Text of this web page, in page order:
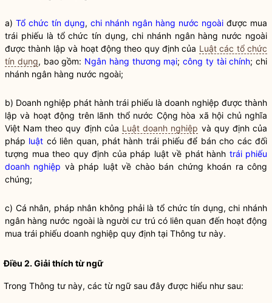
a) Tổ chức tín dụng, chi nhánh ngân hàng nước ngoài được mua
trái phiếu là tổ chức tín dụng, chi nhánh ngân hàng nước ngoài
được thành lập và hoạt động theo quy định của Luật các tổ chức
tín dụng, bao gồm: Ngân hàng thương mại; công ty tài chính; chi
nhánh ngân hàng nước ngoài;
b) Doanh nghiệp phát hành trái phiếu là doanh nghiệp được thành
lập và hoạt động trên lãnh thổ nước Cộng hòa xã hội chủ nghĩa
Việt Nam theo quy định của Luật doanh nghiệp và quy định của
pháp luật có liên quan, phát hành trái phiếu để bán cho các đối
tượng mua theo quy định của pháp luậtvề phát hành trái phiếu
doanh nghiệp và pháp luậtvề chào bán chứng khoán ra công
chúng;
c) Cá nhân, pháp nhân không phải là tổ chức tín dụng,chi nhánh
ngân hàng nước ngoàilà người cư trú có liên quan đến hoạt động
mua trái phiếu doanh nghiệp quy định tại Thông tư này.
Điều 2. Giải thích từ ngữ
Trong Thông tư này, các từ ngữ sau đây được hiểu như sau: